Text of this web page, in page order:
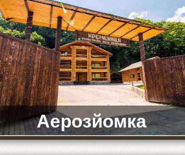
Аерозйомка
Відео-аерозйомка комплексу «Кремениця»